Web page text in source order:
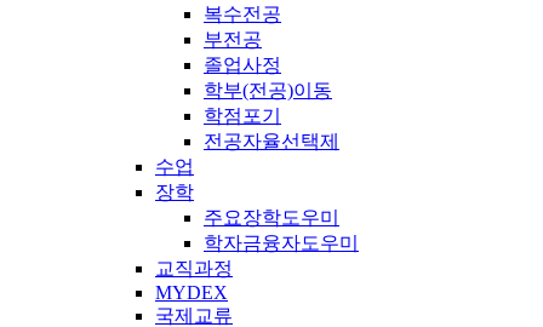
복수전공
부전공
졸업사정
학부(전공)이동
학점포기
전공자율선택제
수업
장학
주요장학도우미
학자금융자도우미
교직과정
MYDEX
국제교류